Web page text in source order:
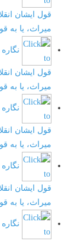
قول ایشان
میراث، یا به
قول ایشان
میراث، یا به
قول ایشان
میراث، یا به
قول ایشان
میراث، یا به